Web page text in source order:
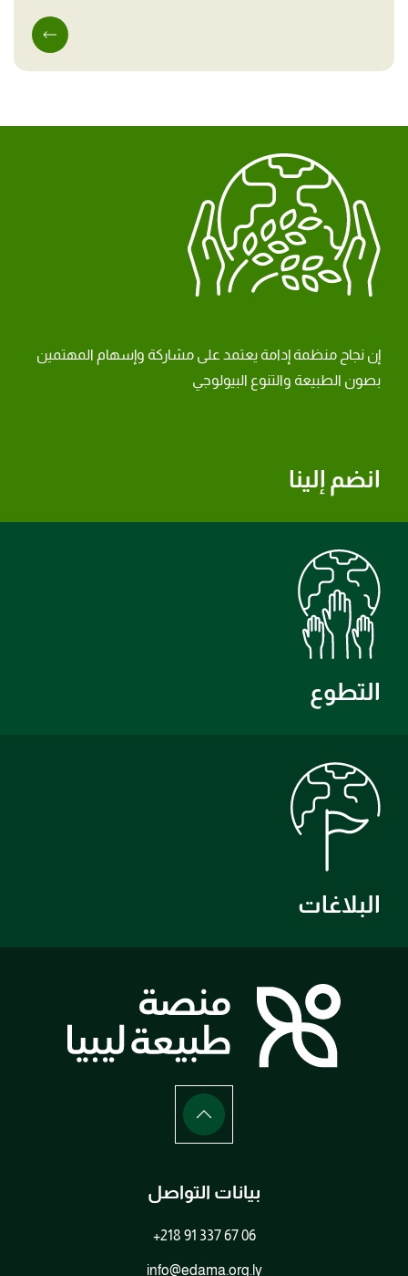
انضم إلينا
إن نجاح منظمة إدامة يعتمد على مشاركة وإسهام المهتمين
بصون الطبيعة والتنوع البيولوجي
التطوع
البلاغات
بيانات التواصل
+218 91 337 67 06
info@edama.org.ly